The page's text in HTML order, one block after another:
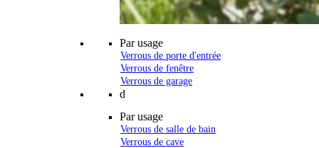
Par usage
Verrous de porte d'entrée
Verrous de fenêtre
Verrous de garage
d
Par usage
Verrous de salle de bain
Verrous de cave